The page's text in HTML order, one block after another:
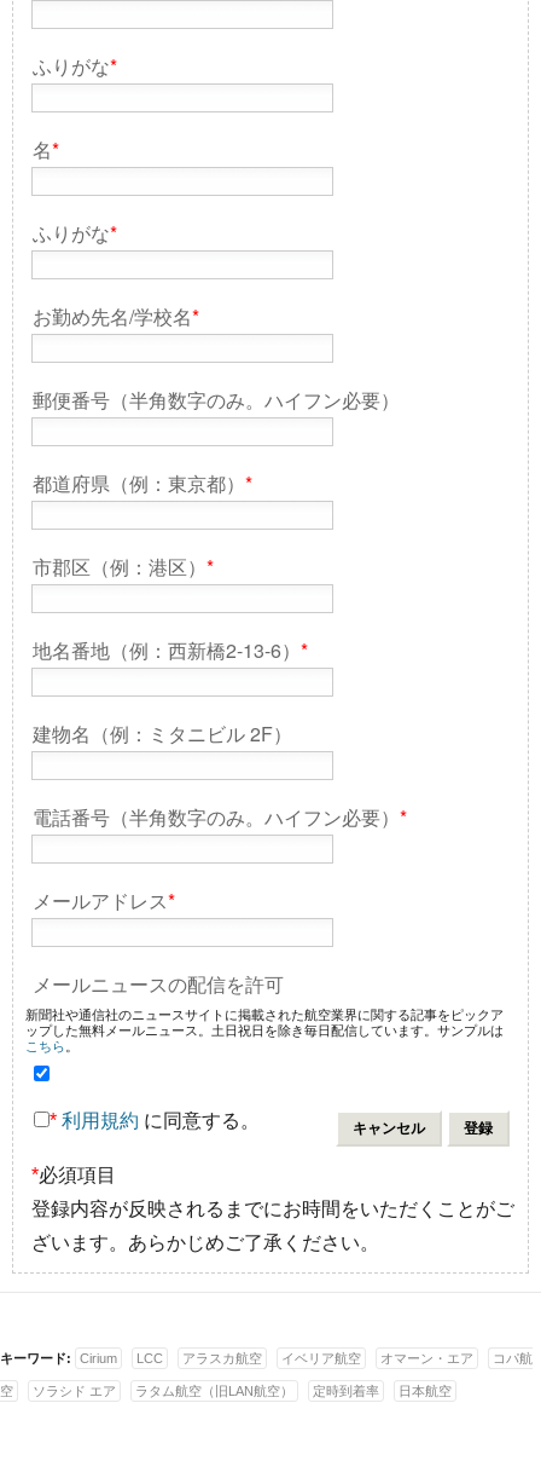
ふりがな*
名*
ふりがな*
お勤め先名/学校名*
郵便番号（半角数字のみ。ハイフン必要）
都道府県（例：東京都） *
市郡区（例：港区） *
地名番地（例：西新橋2-13-6） *
建物名（例：ミタニビル 2F）
電話番号（半角数字のみ。ハイフン必要） *
メールアドレス*
メールニュースの配信を許可
新聞社や通信社のニュースサイトに掲載された航空業界に関する記事をピックア
ップした無料メールニュース。土日祝日を除き毎日配信しています。サンプルは
こちら
* 利用規約 に同意する。
*必須項目
登録内容が反映されるまでにお時間をいただくことがご
ざいます。あらかじめご了承ください。
キーワード: Cirium LCC アラスカ航空 イベリア航空 オマーン・エア コパ航
空 ソラシド エア ラタム航空（旧LAN航空） 定時到着率 日本航空